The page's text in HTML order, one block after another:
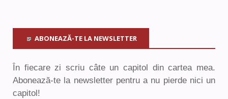
ABONEAZĂ-TE LA NEWSLETTER
În fiecare zi scriu câte un capitol din cartea mea.
Abonează-te la newsletter pentru a nu pierde nici un
capitol!